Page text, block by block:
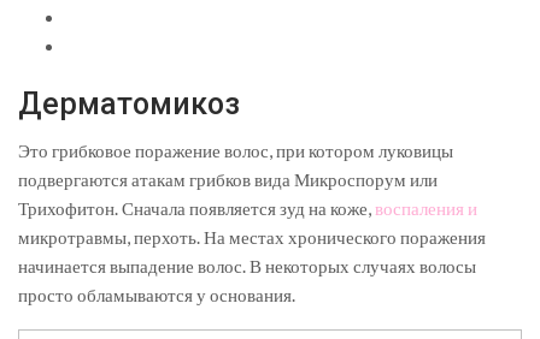
Дерматомикоз
Это грибковое поражение волос, при котором луковицы
подвергаются атакам грибков вида Микроспорум или
Трихофитон. Сначала появляется зуд на коже,воспаления и
микротравмы, перхоть. На местах хронического поражения
начинается выпадение волос. В некоторых случаях волосы
просто обламываются у основания.